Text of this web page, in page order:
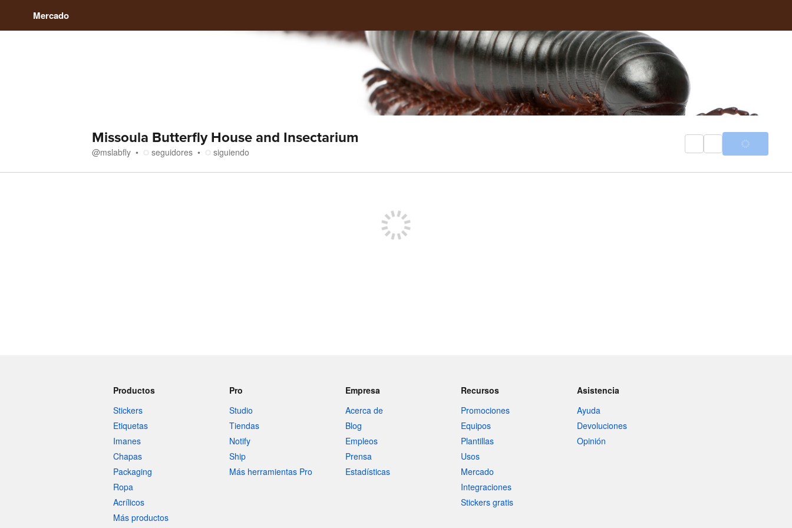
Mercado
Missoula Butterfly House and Insectarium
@mslabfly seguidores siguiendo
Productos
Stickers
Etiquetas
Imanes
Chapas
Packaging
Ropa
Acrílicos
Más productos
Pro
Studio
Tiendas
Notify
Ship
Más herramientas Pro
Empresa
Acerca de
Blog
Empleos
Prensa
Estadísticas
Recursos
Promociones
Equipos
Plantillas
Usos
Mercado
Integraciones
Stickers gratis
Asistencia
Ayuda
Devoluciones
Opinión